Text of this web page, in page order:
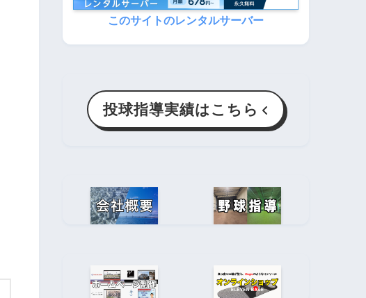
このサイトのレンタルサーバー
投球指導実績はこちら